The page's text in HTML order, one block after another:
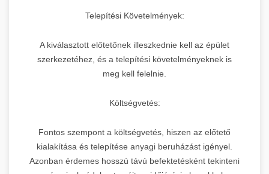
Telepítési Követelmények:
A kiválasztott előtetőnek illeszkednie kell az épület
szerkezetéhez, és a telepítési követelményeknek is
meg kell felelnie.
Költségvetés:
Fontos szempont a költségvetés, hiszen az előtető
kialakítása és telepítése anyagi beruházást igényel.
Azonban érdemes hosszú távú befektetésként tekinteni